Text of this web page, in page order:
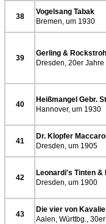
38
Vogelsang Tabak
Bremen, um 1930
39
Gerling &
Dresden, 20er Jahre
40
Heißmangel Gebr.
Hannover, um 1930
41
Dr. Klopfer
Dresden, um 1905
42
Leonardi's Tinten &
Dresden, um 1900
43
Die vier von
Aalen, Württbg.,